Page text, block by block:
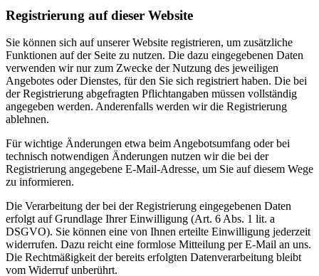
Registrierung auf dieser Website
Sie können sich auf unserer Website registrieren, um zusätzliche
Funktionen auf der Seite zu nutzen. Die dazu eingegebenen Daten
verwenden wir nur zum Zwecke der Nutzung des jeweiligen
Angebotes oder Dienstes, für den Sie sich registriert haben. Die bei
der Registrierung abgefragten Pflichtangaben müssen vollständig
angegeben werden. Anderenfalls werden wir die Registrierung
ablehnen.
Für wichtige Änderungen etwa beim Angebotsumfang oder bei
technisch notwendigen Änderungen nutzen wir die bei der
Registrierung angegebene E-Mail-Adresse, um Sie auf diesem Wege
zu informieren.
Die Verarbeitung der bei der Registrierung eingegebenen Daten
erfolgt auf Grundlage Ihrer Einwilligung (Art. 6 Abs. 1 lit. a
DSGVO). Sie können eine von Ihnen erteilte Einwilligung jederzeit
widerrufen. Dazu reicht eine formlose Mitteilung per E-Mail an uns.
Die Rechtmäßigkeit der bereits erfolgten Datenverarbeitung bleibt
vom Widerruf unberührt.